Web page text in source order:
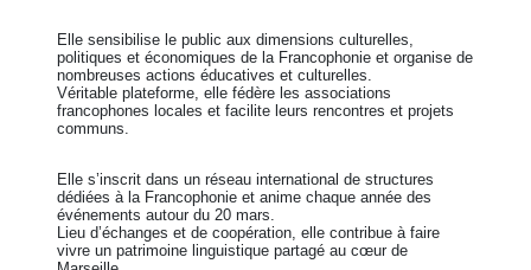
Elle sensibilise le public aux dimensions culturelles,
politiques et économiques de la Francophonie et organise de
nombreuses actions éducatives et culturelles.
Véritable plateforme, elle fédère les associations
francophones locales et facilite leurs rencontres et projets
communs.
Elle s’inscrit dans un réseau international de structures
dédiées à la Francophonie et anime chaque année des
événements autour du 20 mars.
Lieu d’échanges et de coopération, elle contribue à faire
vivre un patrimoine linguistique partagé au cœur de